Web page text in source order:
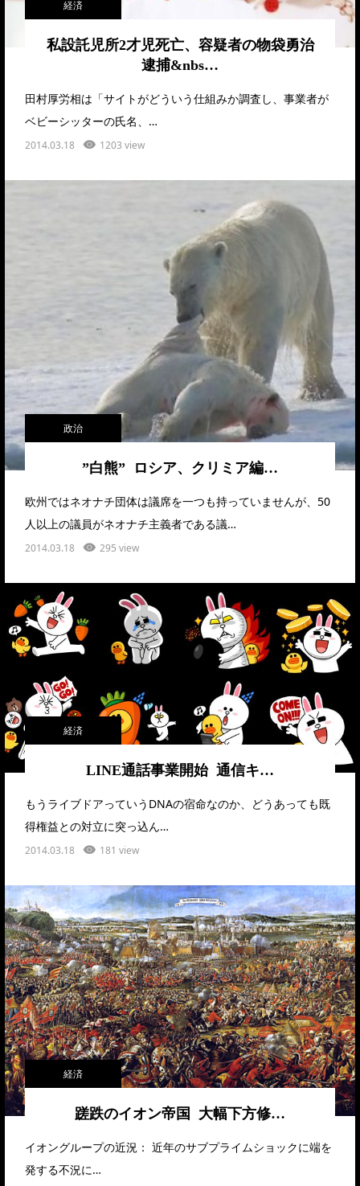
経済
私設託児所2才児死亡、容疑者の物袋勇治
逮捕&nbs…
田村厚労相は「サイトがどういう仕組みか調査し、事業者が
ベビーシッターの氏名、…
2014.03.18 1203 view
政治
”白熊” ロシア、クリミア編…
欧州ではネオナチ団体は議席を一つも持っていませんが、50
人以上の議員がネオナチ主義者である議…
2014.03.18 295 view
経済
LINE通話事業開始 通信キ…
もうライブドアっていうDNAの宿命なのか、どうあっても既
得権益との対立に突っ込ん…
2014.03.18 181 view
経済
蹉跌のイオン帝国 大幅下方修…
イオングループの近況： 近年のサブプライムショックに端を
発する不況に…